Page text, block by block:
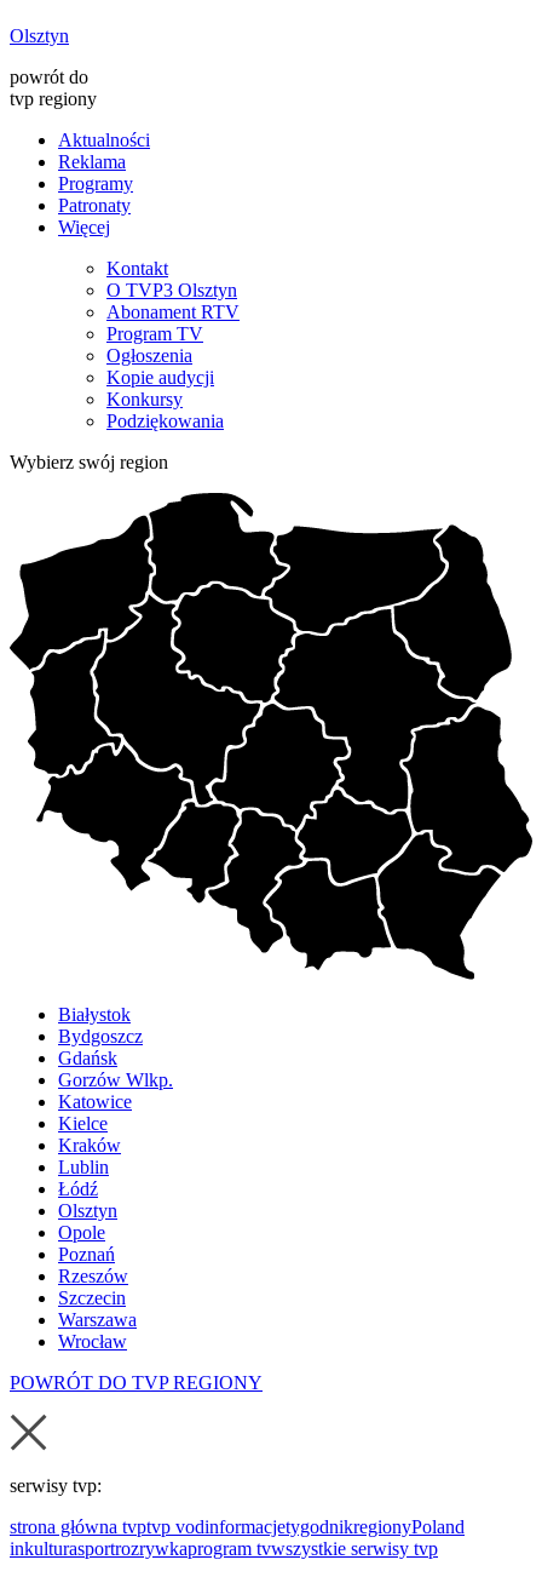
Olsztyn
powrót do
tvp regiony
Aktualności
Reklama
Programy
Patronaty
Więcej
Kontakt
O TVP3 Olsztyn
Abonament RTV
Program TV
Ogłoszenia
Kopie audycji
Konkursy
Podziękowania
Wybierz swój region
Białystok
Bydgoszcz
Gdańsk
Gorzów Wlkp.
Katowice
Kielce
Kraków
Lublin
Łódź
Olsztyn
Opole
Poznań
Rzeszów
Szczecin
Warszawa
Wrocław
POWRÓT DO TVP REGIONY
serwisy tvp:
strona główna tvptvp vodinformacjetygodnikregionyPoland
inkulturasportrozrywkaprogram tvwszystkie serwisy tvp